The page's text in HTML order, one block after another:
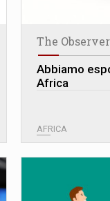
The Observer
Abbiamo
Africa
AFRICA